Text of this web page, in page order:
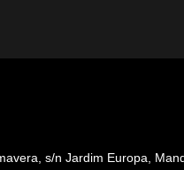
s/n Jardim Europa,